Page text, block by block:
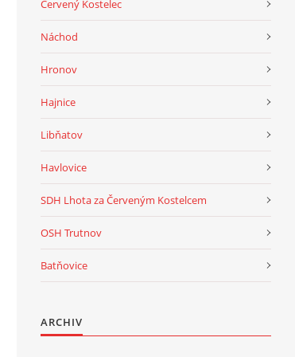
Červený Kostelec
Náchod
Hronov
Hajnice
Libňatov
Havlovice
SDH Lhota za Červeným Kostelcem
OSH Trutnov
Batňovice
ARCHIV